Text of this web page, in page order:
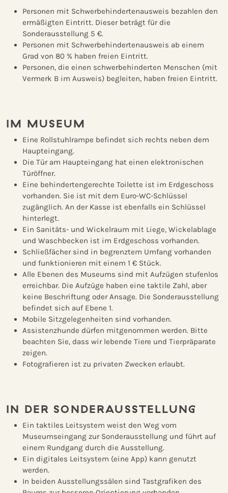
Personen mit Schwerbehindertenausweis bezahlen den
ermäßigten Eintritt. Dieser beträgt für die
Sonderausstellung 5 €.
Personen mit Schwerbehindertenausweis ab einem
Grad von 80 % haben freien Eintritt.
Personen, die einen schwerbehinderten Menschen (mit
Vermerk B im Ausweis) begleiten, haben freien Eintritt.
IM MUSEUM
Eine Rollstuhlrampe befindet sich rechts neben dem
Haupteingang.
Die Tür am Haupteingang hat einen elektronischen
Türöffner.
Eine behindertengerechte Toilette ist im Erdgeschoss
vorhanden. Sie ist mit dem Euro-WC-Schlüssel
zugänglich. An der Kasse ist ebenfalls ein Schlüssel
hinterlegt.
Ein Sanitäts- und Wickelraum mit Liege, Wickelablage
und Waschbecken ist im Erdgeschoss vorhanden.
Schließfächer sind in begrenztem Umfang vorhanden
und funktionieren mit einem 1 € Stück.
Alle Ebenen des Museums sind mit Aufzügen stufenlos
erreichbar. Die Aufzüge haben eine taktile Zahl, aber
keine Beschriftung oder Ansage. Die Sonderausstellung
befindet sich auf Ebene 1.
Mobile Sitzgelegenheiten sind vorhanden.
Assistenzhunde dürfen mitgenommen werden. Bitte
beachten Sie, dass wir lebende Tiere und Tierpräparate
zeigen.
Fotografieren ist zu privaten Zwecken erlaubt.
IN DER SONDERAUSSTELLUNG
Ein taktiles Leitsystem weist den Weg vom
Museumseingang zur Sonderausstellung und führt auf
einem Rundgang durch die Ausstellung.
Ein digitales Leitsystem (eine App) kann genutzt
werden.
In beiden Ausstellungssälen sind Tastgrafiken des